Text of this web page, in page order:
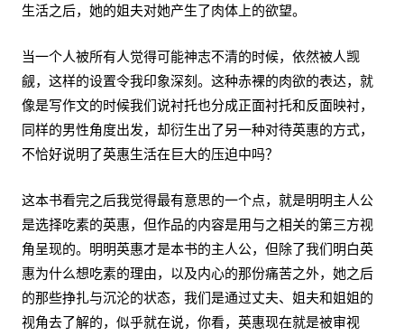
生活之后，她的姐夫对她产生了肉体上的欲望。
当一个人被所有人觉得可能神志不清的时候，依然被人觊
觎，这样的设置令我印象深刻。这种赤裸的肉欲的表达，就
像是写作文的时候我们说衬托也分成正面衬托和反面映衬，
同样的男性角度出发，却衍生出了另一种对待英惠的方式，
不恰好说明了英惠生活在巨大的压迫中吗？
这本书看完之后我觉得最有意思的一个点，就是明明主人公
是选择吃素的英惠，但作品的内容是用与之相关的第三方视
角呈现的。明明英惠才是本书的主人公，但除了我们明白英
惠为什么想吃素的理由，以及内心的那份痛苦之外，她之后
的那些挣扎与沉沦的状态，我们是通过丈夫、姐夫和姐姐的
视角去了解的，似乎就在说，你看，英惠现在就是被审视